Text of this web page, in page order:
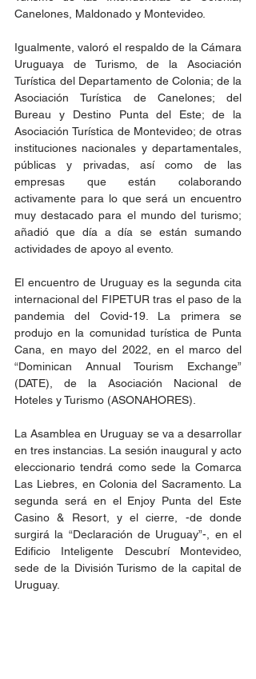
Canelones, Maldonado y Montevideo.
Igualmente, valoró el respaldo de la Cámara
Uruguaya de Turismo, de la Asociación
Turística del Departamento de Colonia; de la
Asociación Turística de Canelones; del
Bureau y Destino Punta del Este; de la
Asociación Turística de Montevideo; de otras
instituciones nacionales y departamentales,
públicas y privadas, así como de las
empresas que están colaborando
activamente para lo que será un encuentro
muy destacado para el mundo del turismo;
añadió que día a día se están sumando
actividades de apoyo al evento.
El encuentro de Uruguay es la segunda cita
internacional del FIPETUR tras el paso de la
pandemia del Covid-19. La primera se
produjo en la comunidad turística de Punta
Cana, en mayo del 2022, en el marco del
“Dominican Annual Tourism Exchange”
(DATE), de la Asociación Nacional de
Hoteles y Turismo (ASONAHORES).
La Asamblea en Uruguay se va a desarrollar
en tres instancias. La sesión inaugural y acto
eleccionario tendrá como sede la Comarca
Las Liebres, en Colonia del Sacramento. La
segunda será en el Enjoy Punta del Este
Casino & Resort, y el cierre, -de donde
surgirá la “Declaración de Uruguay”-, en el
Edificio Inteligente Descubrí Montevideo,
sede de la División Turismo de la capital de
Uruguay.